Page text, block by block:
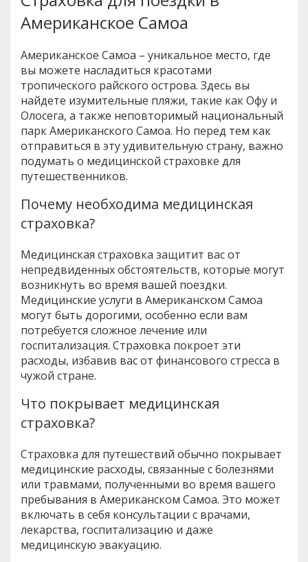
Американское Самоа
Американское Самоа – уникальное место, где
вы можете насладиться красотами
тропического райского острова. Здесь вы
найдете изумительные пляжи, такие как Офу и
Олосега, а также неповторимый национальный
парк Американского Самоа. Но перед тем как
отправиться в эту удивительную страну, важно
подумать о медицинской страховке для
путешественников.
Почему необходима медицинская
страховка?
Медицинская страховка защитит вас от
непредвиденных обстоятельств, которые могут
возникнуть во время вашей поездки.
Медицинские услуги в Американском Самоа
могут быть дорогими, особенно если вам
потребуется сложное лечение или
госпитализация. Страховка покроет эти
расходы, избавив вас от финансового стресса в
чужой стране.
Что покрывает медицинская
страховка?
Страховка для путешествий обычно покрывает
медицинские расходы, связанные с болезнями
или травмами, полученными во время вашего
пребывания в Американском Самоа. Это может
включать в себя консультации с врачами,
лекарства, госпитализацию и даже
медицинскую эвакуацию.